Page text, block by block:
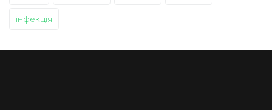
інфекція